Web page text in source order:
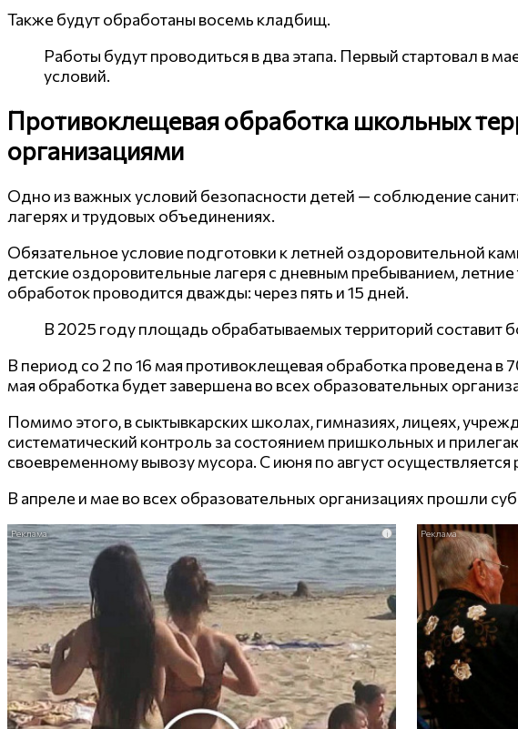
Также будут обработаны восемь кладбищ.
Работы будут проводиться в два этапа. Первый стартовал в
условий.
Противоклещевая обработка школьных
организациями
Одно из важных условий безопасности детей — соблюдение
лагерях и трудовых объединениях.
Обязательное условие подготовки к летней оздоровительной
детские оздоровительные лагеря с дневным пребыванием,
обработок проводится дважды: через пять и 15 дней.
В 2025 году площадь обрабатываемых территорий составит
В период со 2 по 16 мая противоклещевая обработка проведена
мая обработка будет завершена во всех образовательных
Помимо этого, в сыктывкарских школах, гимназиях, лицеях,
систематический контроль за состоянием пришкольных и
своевременному вывозу мусора. С июня по август осуществляется
В апреле и мае во всех образовательных организациях прошли
i